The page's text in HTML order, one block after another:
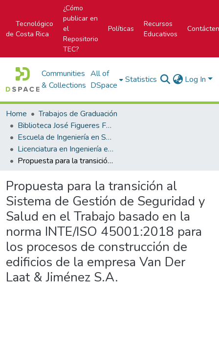
Tecnológico
de Costa Rica
¿Cómo
publicar en
el
Repositorio
TEC?
Políticas
Recursos
Educativos
Communities
& Collections
All of
DSpace
Statistics Log In
Home
Trabajos de Graduación
Biblioteca José Figueres Ferrer
Escuela de Ingeniería en Seguridad Laboral e Higiene Ambiental
Licenciatura en Ingeniería en Seguridad Laboral e Higiene Ambiental
Propuesta para la transición al Sistema de Gestión de Seguridad y Salud en el Trabajo basado en la norma INTE/ISO 45001:2018 para los procesos de construcción de edificios de la empresa Van Der Laat & Jiménez S.A.
Propuesta para la transición al
Sistema de Gestión de Seguridad y
Salud en el Trabajo basado en la
norma INTE/ISO 45001:2018 para
los procesos de construcción de
edificios de la empresa Van Der
Laat & Jiménez S.A.